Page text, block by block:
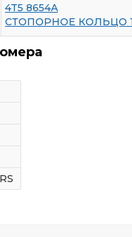
4T5 8654A
СТОПОРНОЕ КОЛЬЦО